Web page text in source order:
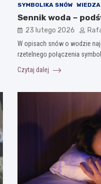
SYMBOLIKA SNÓW WIEDZA
Sennik woda –
23 lutego 2026
W opisach snów o wodzie
rzetelnego połączenia
Czytaj dalej